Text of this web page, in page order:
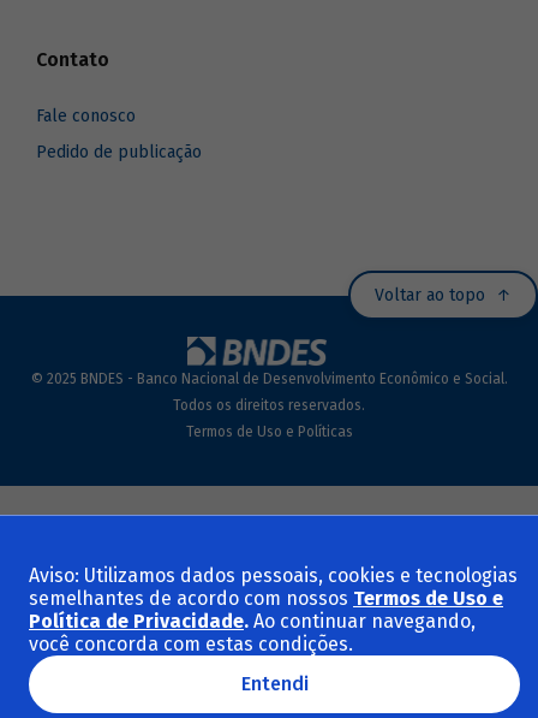
Contato
Fale conosco
Pedido de publicação
Voltar ao topo
© 2025 BNDES - Banco Nacional de Desenvolvimento Econômico e Social.
Todos os direitos reservados.
Termos de Uso e Políticas
Aviso: Utilizamos dados pessoais, cookies e tecnologias
semelhantes de acordo com nossos Termos de Uso e
Política de Privacidade. Ao continuar navegando,
você concorda com estas condições.
Entendi